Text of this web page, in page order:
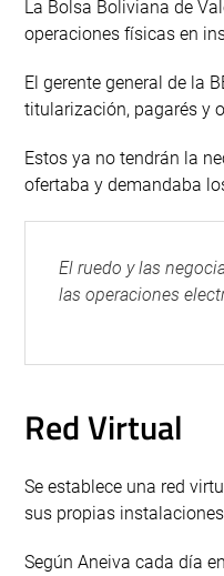
La Bolsa Boliviana de
operaciones físicas en
El gerente general de la
titularización, pagarés y
Estos ya no tendrán la
ofertaba y demandaba
El ruedo y las
las operaciones
Red Virtual
Se establece una red
sus propias
Según Aneiva cada día